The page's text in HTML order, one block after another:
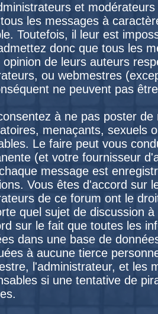
et
les messages à
Toutefois, il leur est
donc que tous les
opinion de leurs auteurs
ou webmestres
ne peuvent pas
à ne pas poster
menaçants, sexuels
Le faire peut vous
(et votre fournisseur
message est
Vous êtes d'accord sur
de ce forum ont le
quel sujet de discussion
sur le fait que toutes les
dans une base de
à aucune tierce
l'administrateur, et les
si une tentative de